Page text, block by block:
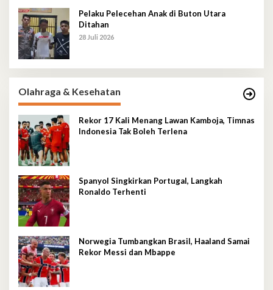
Pelaku Pelecehan Anak di Buton Utara
Ditahan
28 Juli 2026
Olahraga & Kesehatan
Rekor 17 Kali Menang Lawan Kamboja, Timnas
Indonesia Tak Boleh Terlena
Spanyol Singkirkan Portugal, Langkah
Ronaldo Terhenti
Norwegia Tumbangkan Brasil, Haaland Samai
Rekor Messi dan Mbappe